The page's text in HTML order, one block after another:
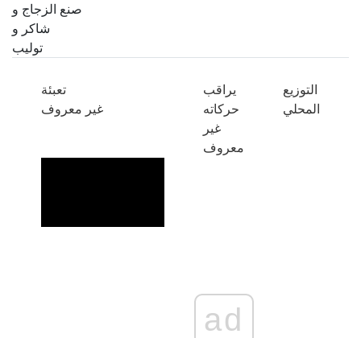
صنع الزجاج و
شاكر و
توليب
تعبئة
غير معروف
يراقب
حركاته
غير
معروف
ad
التوزيع
المحلي